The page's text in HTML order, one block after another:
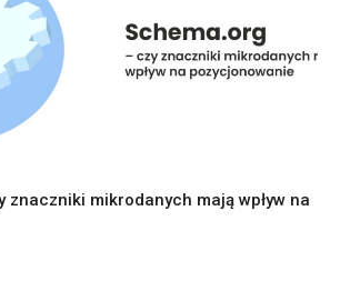
znaczniki mikrodanych mają wpływ na